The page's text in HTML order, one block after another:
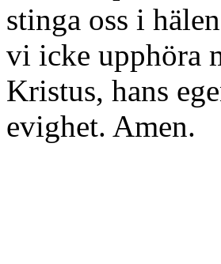
stinga oss i
vi icke upphöra
Kristus, hans
evighet. Amen.